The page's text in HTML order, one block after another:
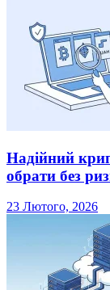
Надійний
обрати без
23 Лютого, 2026